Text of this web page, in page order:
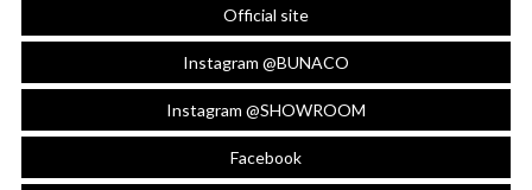
Official site
Instagram @BUNACO
Instagram @SHOWROOM
Facebook